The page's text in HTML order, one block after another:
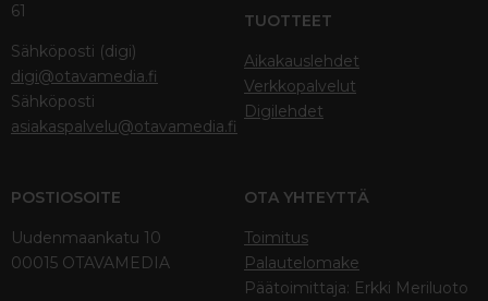
61
Sähköposti (digi)
digi@otavamedia.fi
Sähköposti
asiakaspalvelu@otavamedia.fi
TUOTTEET
Aikakauslehdet
Verkkopalvelut
Digilehdet
POSTIOSOITE
Uudenmaankatu 10
00015 OTAVAMEDIA
OTA YHTEYTTÄ
Toimitus
Palautelomake
Päätoimittaja: Erkki Meriluoto